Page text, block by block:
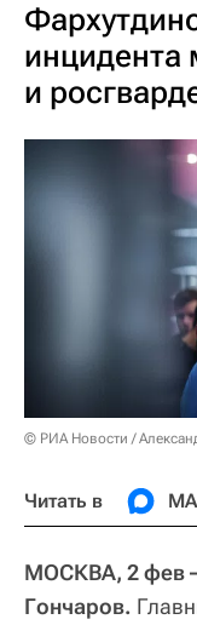
и
© РИА Новости /
Читать в
МОСКВА, 2 фев
Гончаров.